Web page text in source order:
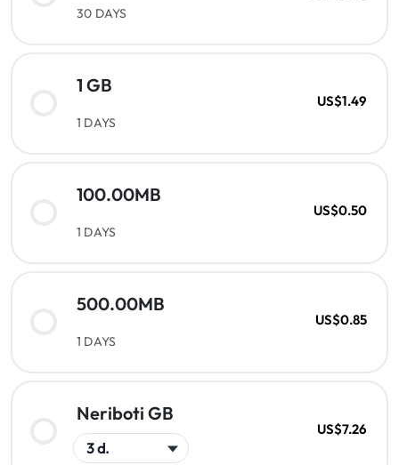
30 DAYS
1 GB
1 DAYS
US$1.49
100.00MB
1 DAYS
US$0.50
500.00MB
1 DAYS
US$0.85
Neriboti GB
US$7.26